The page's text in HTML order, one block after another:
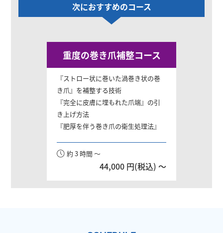
次におすすめのコース
重度の巻き爪補整コース
『ストロー状に巻いた渦巻き状の巻
き爪』を補整する技術
『完全に皮膚に埋もれた爪端』の引
き上げ方法
『肥厚を伴う巻き爪の衛生処理法』
約 3 時間 ～
44,000 円(税込) ～